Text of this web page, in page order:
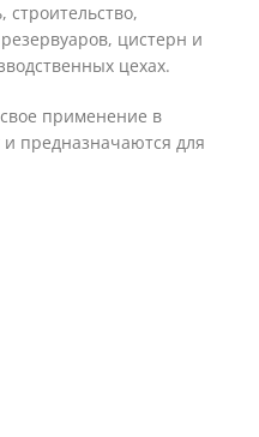
цистерн и
цехах.
применение в
предназначаются для